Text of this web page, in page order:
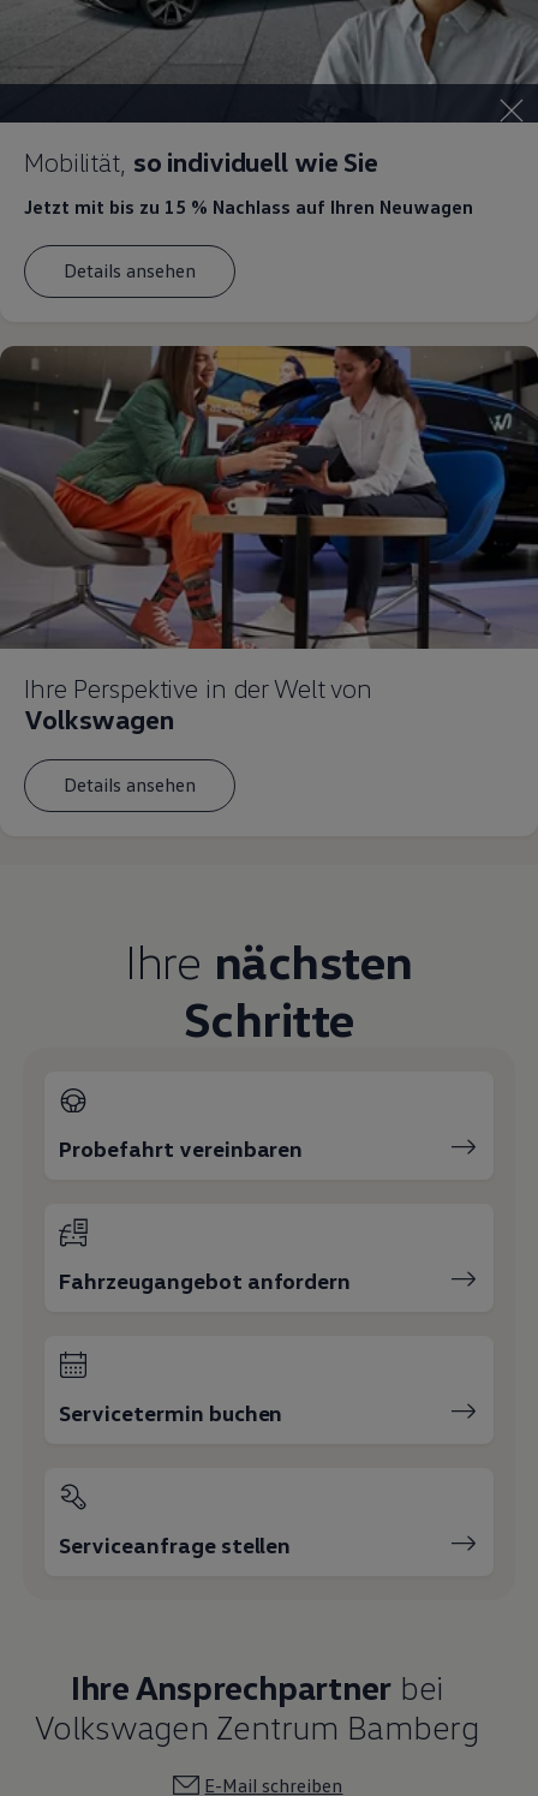
Mobilität, so individuell wie Sie
Jetzt mit bis zu 15 % Nachlass auf Ihren Neuwagen
Details ansehen
Ihre Perspektive in der Welt von
Volkswagen
Details ansehen
Ihre nächsten
Schritte
Probefahrt vereinbaren
Fahrzeugangebot anfordern
Servicetermin buchen
Serviceanfrage stellen
Ihre Ansprechpartner bei
Volkswagen Zentrum Bamberg
E-Mail schreiben